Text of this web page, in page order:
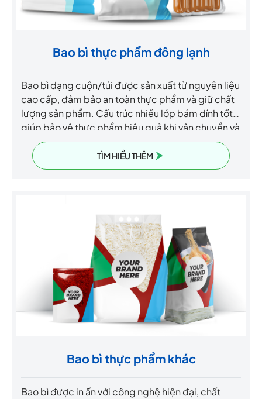
Bao bì thực phẩm đông lạnh
Bao bì dạng cuộn/túi được sản xuất từ nguyên liệu
cao cấp, đảm bảo an toàn thực phẩm và giữ chất
lượng sản phẩm. Cấu trúc nhiều lớp bám dính tốt,
giúp bảo vệ thực phẩm hiệu quả khi vận chuyển và
lưu trữ. Sử dụng công nghệ không dung môi, an
toàn cho người dùng và thân thiện môi trường.
TÌM HIỂU THÊM
Bao bì thực phẩm khác
Bao bì được in ấn với công nghệ hiện đại, chất